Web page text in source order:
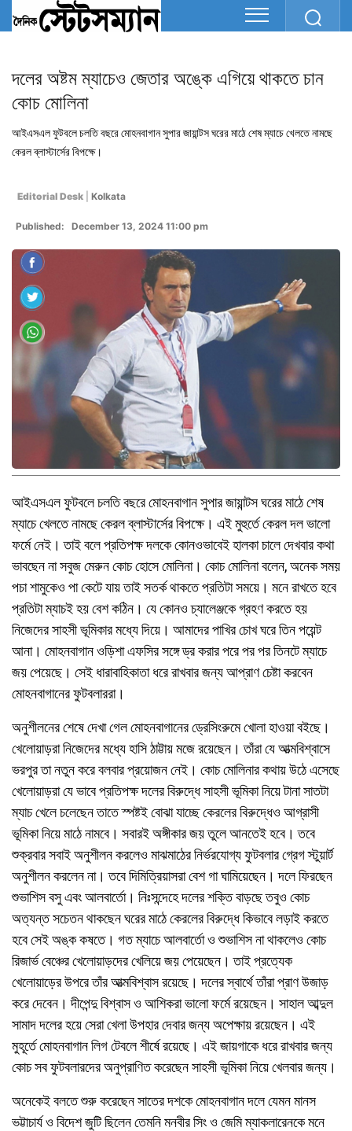
দলের অষ্টম ম্যাচেও জেতার অঙ্কে এগিয়ে থাকতে চান
কোচ মোলিনা
আইএসএল ফুটবলে চলতি বছরে মোহনবাগান সুপার জায়ান্টস ঘরের মাঠে শেষ ম্যাচে খেলতে নামছে
কেরল ব্লাস্টার্সের বিপক্ষে।
Editorial Desk Kolkata
Published: December 13, 2024 11:00 pm
আইএসএল ফুটবলে চলতি বছরে মোহনবাগান সুপার জায়ান্টস ঘরের মাঠে শেষ
ম্যাচে খেলতে নামছে কেরল ব্লাস্টার্সের বিপক্ষে। এই মুহুর্তে কেরল দল ভালো
ফর্মে নেই। তাই বলে প্রতিপক্ষ দলকে কোনওভাবেই হালকা চালে দেখবার কথা
ভাবছেন না সবুজ মেরুন কোচ হোসে মোলিনা। কোচ মোলিনা বলেন, অনেক সময়
পচা শামুকেও পা কেটে যায় তাই সতর্ক থাকতে প্রতিটা সময়ে। মনে রাখতে হবে
প্রতিটা ম্যাচই হয় বেশ কঠিন। যে কোনও চ্যালেঞ্জকে গ্রহণ করতে হয়
নিজেদের সাহসী ভূমিকার মধ্যে দিয়ে। আমাদের পাখির চোখ ঘরে তিন পয়েন্ট
আনা। মোহনবাগান ওড়িশা এফসির সঙ্গে ড্র করার পরে পর পর তিনটে ম্যাচে
জয় পেয়েছে। সেই ধারাবাহিকাতা ধরে রাখবার জন্য আপ্রাণ চেষ্টা করবেন
মোহনবাগানের ফুটবলাররা।
অনুশীলনের শেষে দেখা গেল মোহনবাগানের ড্রেসিংরুমে খোলা হাওয়া বইছে।
খেলোয়াড়রা নিজেদের মধ্যে হাসি ঠাট্টায় মজে রয়েছেন। তাঁরা যে আত্মবিশ্বাসে
ভরপুর তা নতুন করে বলবার প্রয়োজন নেই। কোচ মোলিনার কথায় উঠে এসেছে
খেলোয়াড়রা যে ভাবে প্রতিপক্ষ দলের বিরুদ্ধে সাহসী ভূমিকা নিয়ে টানা সাতটা
ম্যাচ খেলে চলেছেন তাতে স্পষ্টই বোঝা যাচ্ছে কেরলের বিরুদ্ধেও আগ্রাসী
ভূমিকা নিয়ে মাঠে নামবে। সবারই অঙ্গীকার জয় তুলে আনতেই হবে। তবে
শুক্রবার সবাই অনুশীলন করলেও মাঝমাঠের নির্ভরযোগ্য ফুটবলার গ্রেগ স্টুয়ার্ট
অনুশীলন করলেন না। তবে দিমিত্রিয়াসরা বেশ গা ঘামিয়েছেন। দলে ফিরছেন
শুভাশিস বসু এবং আলবার্তো। নিঃসন্দেহে দলের শক্তি বাড়ছে তবুও কোচ
অত্যন্ত সচেতন থাকছেন ঘরের মাঠে কেরলের বিরুদ্ধে কিভাবে লড়াই করতে
হবে সেই অঙ্ক কষতে। গত ম্যাচে আলবার্তো ও শুভাশিস না থাকলেও কোচ
রিজার্ভ বেঞ্চের খেলোয়াড়দের খেলিয়ে জয় পেয়েছেন। তাই প্রত্যেক
খেলোয়াড়ের উপরে তাঁর আত্মবিশ্বাস রয়েছে। দলের স্বার্থে তাঁরা প্রাণ উজাড়
করে দেবেন। দীপেন্দু বিশ্বাস ও আশিকরা ভালো ফর্মে রয়েছেন। সাহাল আব্দুল
সামাদ দলের হয়ে সেরা খেলা উপহার দেবার জন্য অপেক্ষায় রয়েছেন। এই
মুহূর্তে মোহনবাগান লিগ টেবলে শীর্ষে রয়েছে। এই জায়গাকে ধরে রাখবার জন্য
কোচ সব ফুটবলারদের অনুপ্রাণিত করেছেন সাহসী ভূমিকা নিয়ে খেলবার জন্য।
অনেকেই বলতে শুরু করেছেন সাতের দশকে মোহনবাগান দলে যেমন মানস
ভট্টাচার্য ও বিদেশ জুটি ছিলেন তেমনি মনবীর সিং ও জেমি ম্যাকলারেনকে মনে